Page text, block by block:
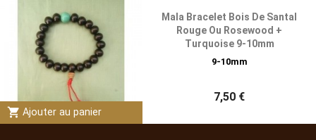
shopping_cart Ajouter au panier
Mala Bracelet Bois De Santal
Rouge Ou Rosewood +
Turquoise 9-10mm
9-10mm
7,50 €